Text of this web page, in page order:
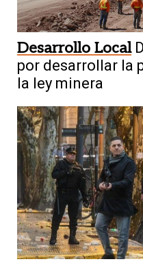
Desarrollo Local
por desarrollar la
la ley minera